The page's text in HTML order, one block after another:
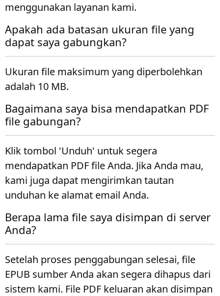
menggunakan layanan kami.
Apakah ada batasan ukuran file yang
dapat saya gabungkan?
Ukuran file maksimum yang diperbolehkan
adalah 10 MB.
Bagaimana saya bisa mendapatkan PDF
file gabungan?
Klik tombol 'Unduh' untuk segera
mendapatkan PDF file Anda. Jika Anda mau,
kami juga dapat mengirimkan tautan
unduhan ke alamat email Anda.
Berapa lama file saya disimpan di server
Anda?
Setelah proses penggabungan selesai, file
EPUB sumber Anda akan segera dihapus dari
sistem kami. File PDF keluaran akan disimpan